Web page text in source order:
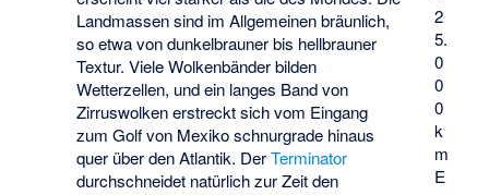
2
5.
0
0
0
k
m
E
Landmassen sind im Allgemeinen bräunlich,
so etwa von dunkelbrauner bis hellbrauner
Textur. Viele Wolkenbänder bilden
Wetterzellen, und ein langes Band von
Zirruswolken erstreckt sich vom Eingang
zum Golf von Mexiko schnurgrade hinaus
quer über den Atlantik. DerTerminator
durchschneidet natürlich zur Zeit den